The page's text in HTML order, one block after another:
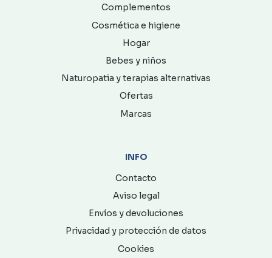
Complementos
Cosmética e higiene
Hogar
Bebes y niños
Naturopatia y terapias alternativas
Ofertas
Marcas
INFO
Contacto
Aviso legal
Envíos y devoluciones
Privacidad y protección de datos
Cookies